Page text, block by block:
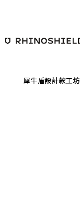
犀牛盾設計款工坊